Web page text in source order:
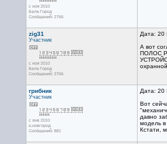
с ноя 2010
Белъ Город
Сообщений: 2766
zig31
Участник
с ноя 2010
Белъ Город
Сообщений: 2766
Дата: 20
А вот
ПОЛОС
грибник
Участник
с янв 2010
н.новгород
Сообщений: 881
Дата: 20
Вот
давно
модель в
Кстати,